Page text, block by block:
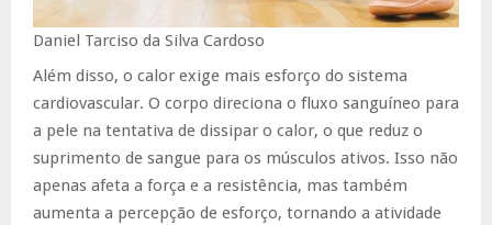
Daniel Tarciso da Silva Cardoso
Além disso, o calor exige mais esforço do sistema
cardiovascular. O corpo direciona o fluxo sanguíneo para
a pele na tentativa de dissipar o calor, o que reduz o
suprimento de sangue para os músculos ativos. Isso não
apenas afeta a força e a resistência, mas também
aumenta a percepção de esforço, tornando a atividade